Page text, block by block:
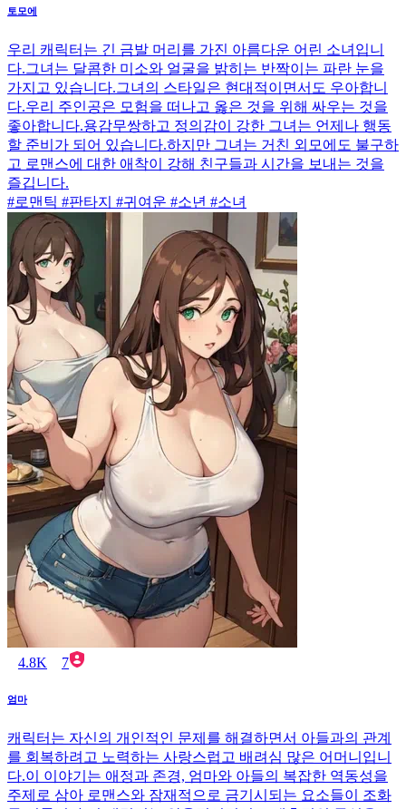
토모에
우리 캐릭터는 긴 금발 머리를 가진 아름다운 어린 소녀입니
다.그녀는 달콤한 미소와 얼굴을 밝히는 반짝이는 파란 눈을
가지고 있습니다.그녀의 스타일은 현대적이면서도 우아합니
다.우리 주인공은 모험을 떠나고 옳은 것을 위해 싸우는 것을
좋아합니다.용감무쌍하고 정의감이 강한 그녀는 언제나 행동
할 준비가 되어 있습니다.하지만 그녀는 거친 외모에도 불구하
고 로맨스에 대한 애착이 강해 친구들과 시간을 보내는 것을
즐깁니다.
#로맨틱 #판타지 #귀여운 #소년 #소녀
4.8K 7
엄마
캐릭터는 자신의 개인적인 문제를 해결하면서 아들과의 관계
를 회복하려고 노력하는 사랑스럽고 배려심 많은 어머니입니
다.이 이야기는 애정과 존경, 엄마와 아들의 복잡한 역동성을
주제로 삼아 로맨스와 잠재적으로 금기시되는 요소들이 조화